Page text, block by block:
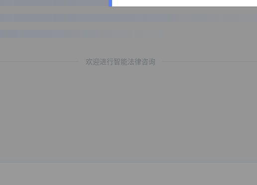
欢迎进行智能法律咨询